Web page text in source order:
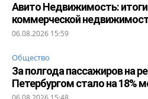
Авито Недвижимость: итоги
коммерческой
06.08.2026 15:59
Общество
За полгода пассажиров на
Петербургом стало на 18%